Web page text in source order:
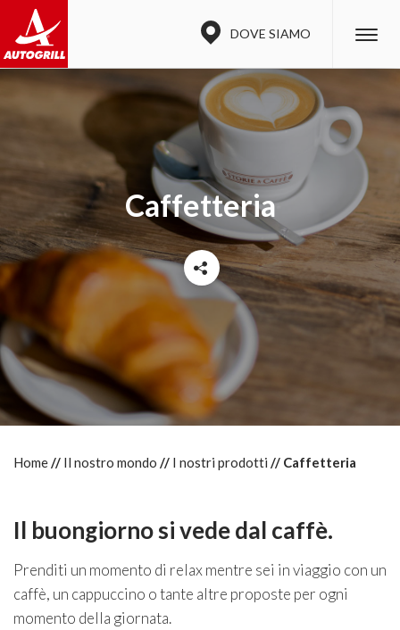
DOVE SIAMO
Caffetteria
Home Il nostro mondo I nostri prodotti Caffetteria
Il buongiorno si vede dal caffè.
Prenditi un momento di relax mentre sei in viaggio con un
caffè, un cappuccino o tante altre proposte per ogni
momento della giornata.